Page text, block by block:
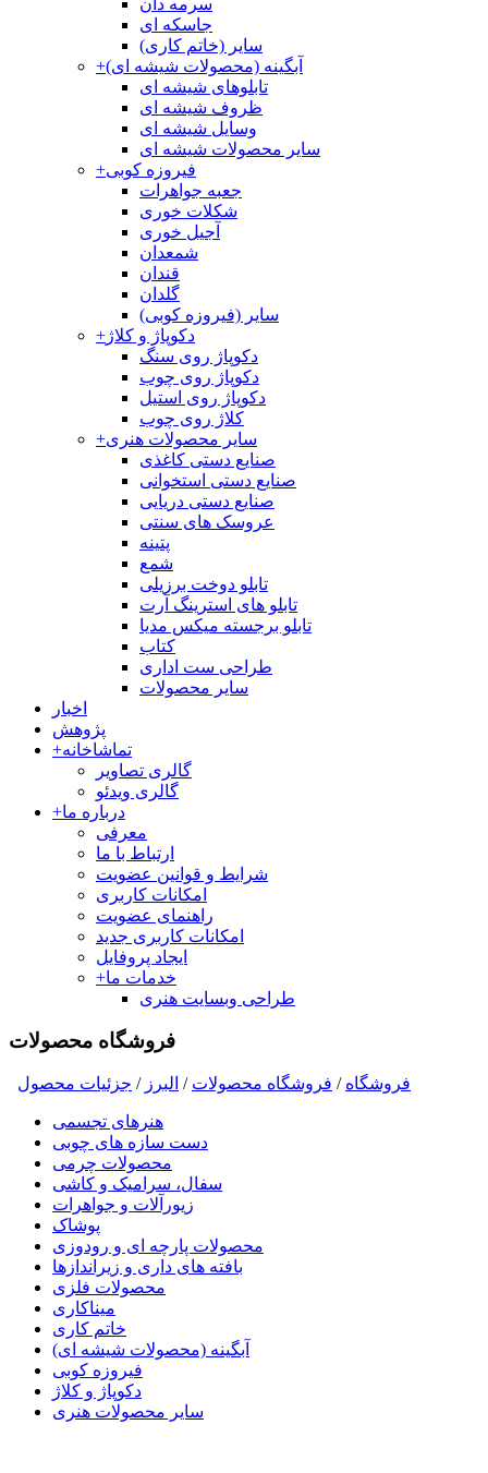
سرمه دان
جاسکه ای
سایر (خاتم کاری)
+آبگینه (محصولات شیشه ای)
تابلوهای شیشه ای
ظروف شیشه ای
وسایل شیشه ای
سایر محصولات شیشه ای
+فیروزه کوبی
جعبه جواهرات
شکلات خوری
آجیل خوری
شمعدان
قندان
گلدان
سایر (فیروزه کوبی)
+دکوپاژ و کلاژ
دکوپاژ روی سنگ
دکوپاژ روی چوب
دکوپاژ روی استیل
کلاژ روی چوب
+سایر محصولات هنری
صنایع دستی کاغذی
صنایع دستی استخوانی
صنایع دستی دریایی
عروسک های سنتی
پتینه
شمع
تابلو دوخت برزیلی
تابلو های استرینگ آرت
تابلو برجسته میکس مدیا
کتاب
طراحی ست اداری
سایر محصولات
اخبار
پژوهش
+تماشاخانه
گالری تصاویر
گالری ویدئو
+درباره ما
معرفی
ارتباط با ما
شرایط و قوانین عضویت
امکانات کاربری
راهنمای عضویت
امکانات کاربری جدید
ایجاد پروفایل
+خدمات ما
طراحی وبسایت هنری
فروشگاه محصولات
فروشگاه / فروشگاه محصولات / البرز / جزئیات محصول
هنرهای تجسمی
دست سازه های چوبی
محصولات چرمی
سفال، سرامیک و کاشی
زیورآلات و جواهرات
پوشاک
محصولات پارچه ای و رودوزی
بافته های داری و زیراندازها
محصولات فلزی
میناکاری
خاتم کاری
آبگینه (محصولات شیشه ای)
فیروزه کوبی
دکوپاژ و کلاژ
سایر محصولات هنری